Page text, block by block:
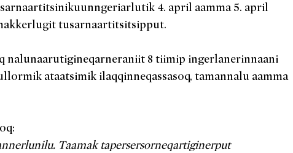
4. april aamma 5. april
tusarnaartitsitsipput.
nalunaarutigineqarneraniit 8 tiimip ingerlanerinnaani
ataatsimik ilaqqinneqassasoq, tamannalu aamma
Taamak tapersersorneqartiginerput